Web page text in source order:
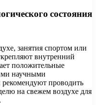
состояния
занятия спортом или
внутренний
положительные
научными
проводить
на свежем воздухе для